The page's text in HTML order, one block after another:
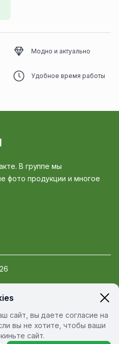
Модно и актуально
Удобное время работы
В группе мы
фото продукции и многое
данных
сайт, вы даете согласие на
вы не хотите, чтобы ваши
сайт.